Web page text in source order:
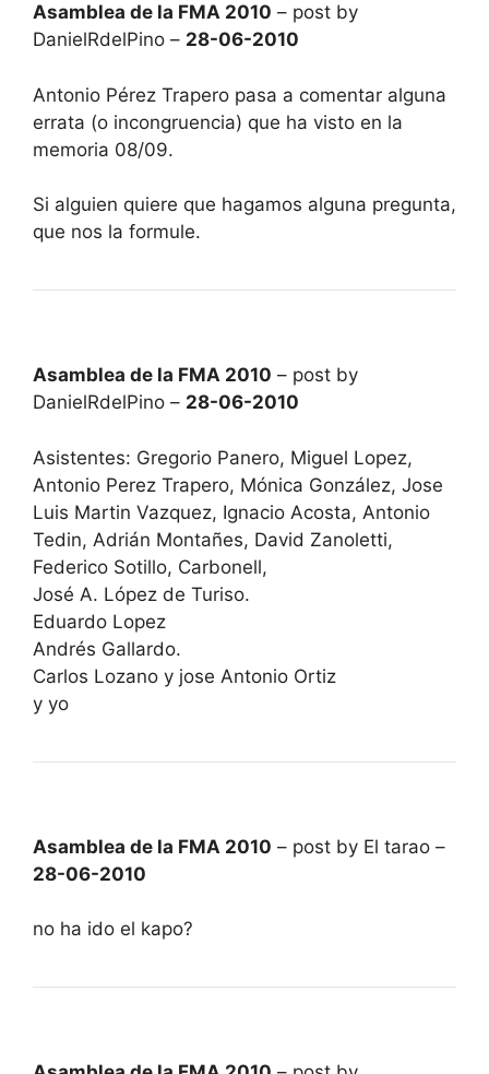
Asamblea de la FMA 2010 – post by
DanielRdelPino – 28-06-2010
Antonio Pérez Trapero pasa a comentar alguna
errata (o incongruencia) que ha visto en la
memoria 08/09.
Si alguien quiere que hagamos alguna pregunta,
que nos la formule.
Asamblea de la FMA 2010 – post by
DanielRdelPino – 28-06-2010
Asistentes: Gregorio Panero, Miguel Lopez,
Antonio Perez Trapero, Mónica González, Jose
Luis Martin Vazquez, Ignacio Acosta, Antonio
Tedin, Adrián Montañes, David Zanoletti,
Federico Sotillo, Carbonell,
José A. López de Turiso.
Eduardo Lopez
Andrés Gallardo.
Carlos Lozano y jose Antonio Ortiz
y yo
Asamblea de la FMA 2010 – post by El tarao –
28-06-2010
no ha ido el kapo?